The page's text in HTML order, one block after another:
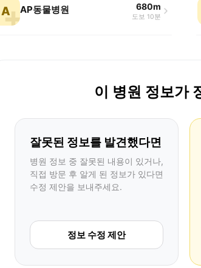
A AP동물병원 680m
도보 10분
이 병원 정보가
잘못된 정보를 발견했다면
병원 정보 중 잘못된 내용이 있거나,
직접 방문 후 알게 된 정보가 있다면
수정 제안을 보내주세요.
정보 수정 제안